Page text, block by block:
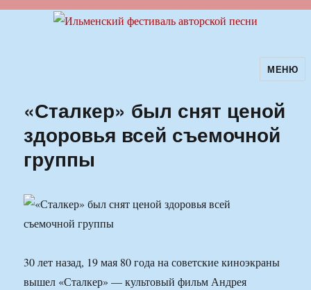
Ильменский фестиваль авторскойМЕНЮ
«Сталкер» был снят ценой
здоровья всей съемочной
группы
30 лет назад, 19 мая 80 года на советские киноэкраны
вышел «Сталкер» — культовый фильм Андрея